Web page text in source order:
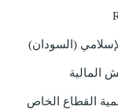
(السودان)
المالية
القطاع الخاص